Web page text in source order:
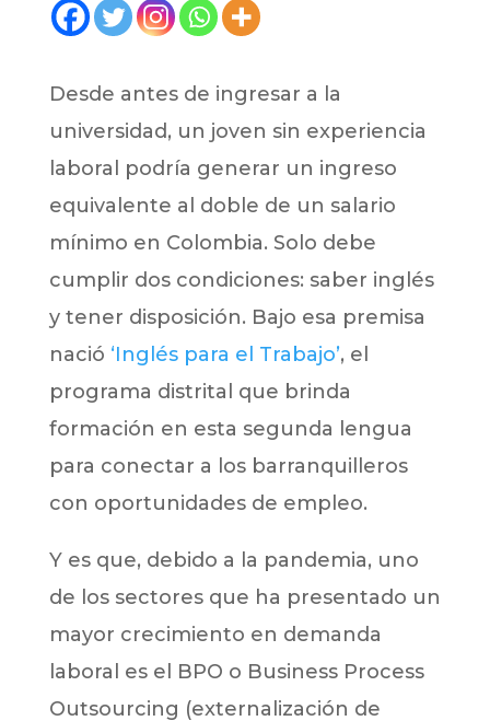
Desde antes de ingresar a la
universidad, un joven sin experiencia
laboral podría generar un ingreso
equivalente al doble de un salario
mínimo en Colombia. Solo debe
cumplir dos condiciones: saber inglés
y tener disposición. Bajo esa premisa
nació ‘Inglés para el Trabajo’, el
programa distrital que brinda
formación en esta segunda lengua
para conectar a los barranquilleros
con oportunidades de empleo.
Y es que, debido a la pandemia, uno
de los sectores que ha presentado un
mayor crecimiento en demanda
laboral es el BPO o Business Process
Outsourcing (externalización de